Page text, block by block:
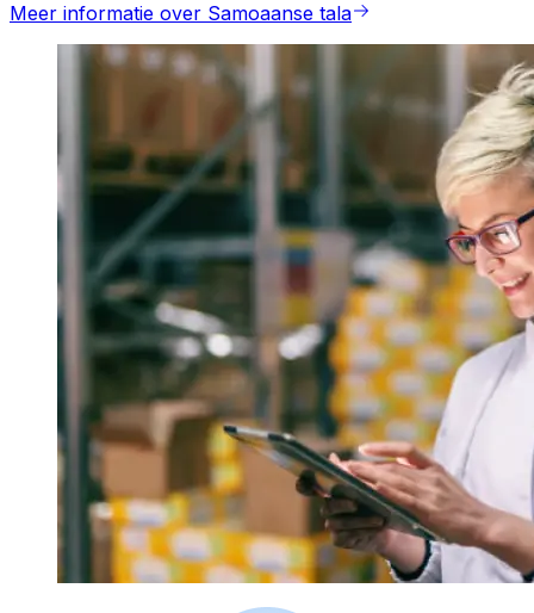
Meer informatie over Samoaanse tala